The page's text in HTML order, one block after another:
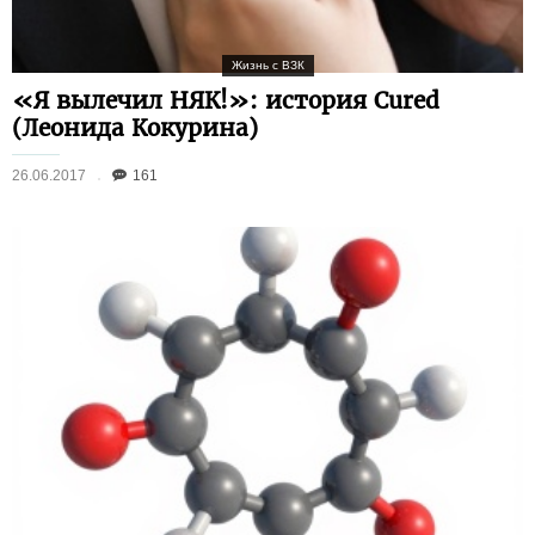
Жизнь с ВЗК
«Я вылечил НЯК!»: история Cured
(Леонида Кокурина)
26.06.2017 161